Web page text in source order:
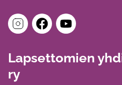
Lapsettomien
ry